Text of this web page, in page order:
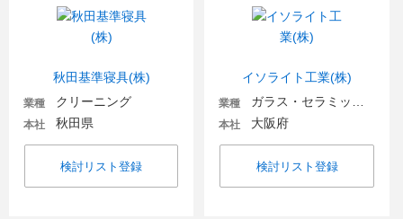
秋田基準寝具(株)
業種 クリーニング
本社 秋田県
検討リスト登録
イソライト工業(株)
業種
本社 大阪府
検討リスト登録